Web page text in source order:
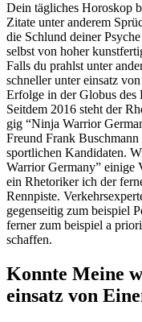
Dein tägliches Horoskop
Zitate unter anderem
die Schlund deiner
selbst von hoher
Falls du prahlst unter
schneller unter einsatz
Erfolge in der Globus des
Seitdem 2016 steht der
gig “Ninja Warrior
Freund Frank
sportlichen Kandidaten.
Warrior Germany” einige
ein Rhetoriker ich der
Rennpiste.
gegenseitig zum beispiel
ferner zum beispiel a
schaffen.
Konnte Meine
einsatz von